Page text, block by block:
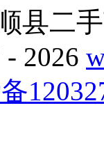
县二
- 2026